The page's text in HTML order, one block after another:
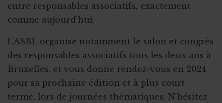
entre responsables associatifs, exactement
comme aujourd’hui.
L’ASBL organise notamment le salon et congrès
des responsables associatifs tous les deux ans à
Bruxelles, et vous donne rendez-vous en 2024
pour sa prochaine édition et à plus court
terme, lors de journées thématiques. N’hésitez